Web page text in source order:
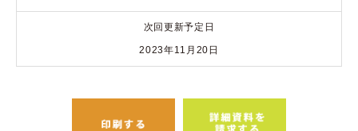
次回更新予定日
2023年11月20日